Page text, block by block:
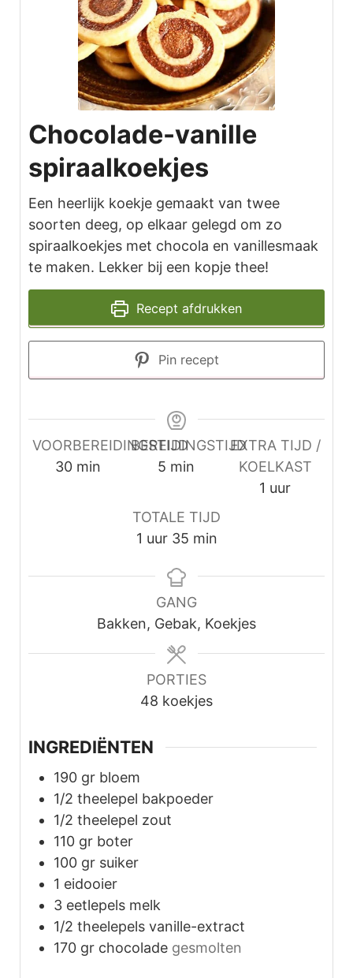
Chocolade-vanille
spiraalkoekjes
Een heerlijk koekje gemaakt van twee
soorten deeg, op elkaar gelegd om zo
spiraalkoekjes met chocola en vanillesmaak
te maken. Lekker bij een kopje thee!
Recept afdrukken
Pin recept
VOORBEREIDINGSTIJD
30minuten
min
BEREIDINGSTIJD
5 minuten
min
EXTRA TIJD /
KOELKAST
1 uur
uur
TOTALE TIJD
1 uur
uur 35minuten
min
GANG
Bakken, Gebak, Koekjes
PORTIES
48 koekjes
INGREDIËNTEN
190 gr bloem
1/2 theelepel bakpoeder
1/2 theelepel zout
110 gr boter
100 gr suiker
1 eidooier
3 eetlepels melk
1/2 theelepels vanille-extract
170 gr chocolade gesmolten